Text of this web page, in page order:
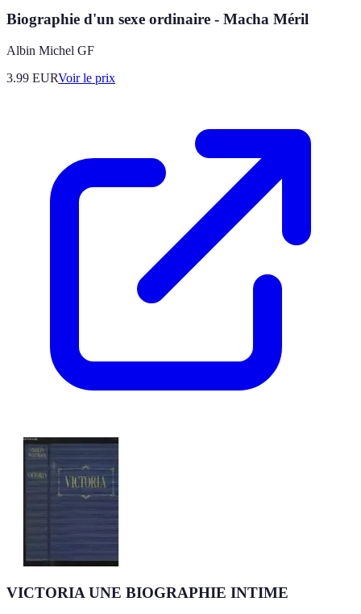
Biographie d'un sexe ordinaire - Macha Méril
Albin Michel GF
3.99 EURVoir le prix
VICTORIA UNE BIOGRAPHIE INTIME